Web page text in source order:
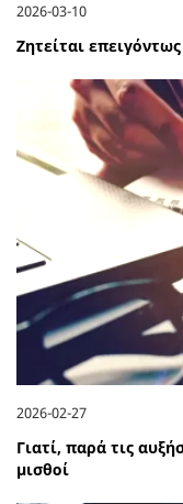
2026-03-10
Ζητείται
2026-02-27
Γιατί, παρά τις
μισθοί